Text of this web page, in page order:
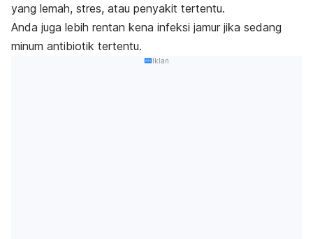
yang lemah, stres, atau penyakit tertentu.
Anda juga lebih rentan kena infeksi jamur jika sedang
minum antibiotik tertentu.
Iklan